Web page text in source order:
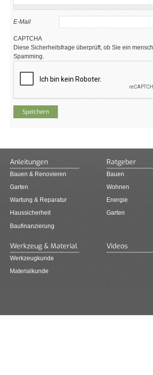
E-Mail
CAPTCHA
Diese Sicherheitsfrage überprüft, ob Sie ein
Spamming.
Anleitungen
Bauen & Renovieren
Garten
Wartung & Reparatur
Haussicherheit
Baufinanzierung
Ratgeber
Bauen
Wohnen
Energie
Garten
Werkzeug & Material
Werkzeugkunde
Materialkunde
Videos